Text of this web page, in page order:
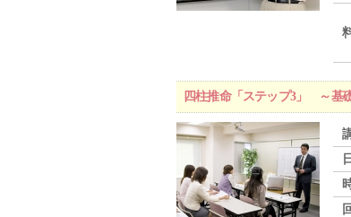
四柱推命「ステップ3」 ～基